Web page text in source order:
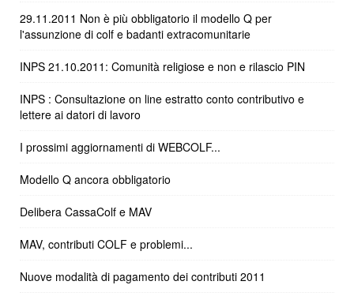
29.11.2011 Non è più obbligatorio il modello Q per
l'assunzione di colf e badanti extracomunitarie
INPS 21.10.2011: Comunità religiose e non e rilascio PIN
INPS : Consultazione on line estratto conto contributivo e
lettere ai datori di lavoro
I prossimi aggiornamenti di WEBCOLF...
Modello Q ancora obbligatorio
Delibera CassaColf e MAV
MAV, contributi COLF e problemi...
Nuove modalità di pagamento dei contributi 2011